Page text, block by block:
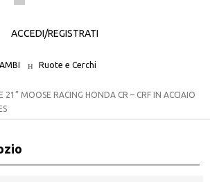
ACCEDI/REGISTRATI
Ruote e Cerchi
21” MOOSE RACING HONDA CR – CRF IN ACCIAIO